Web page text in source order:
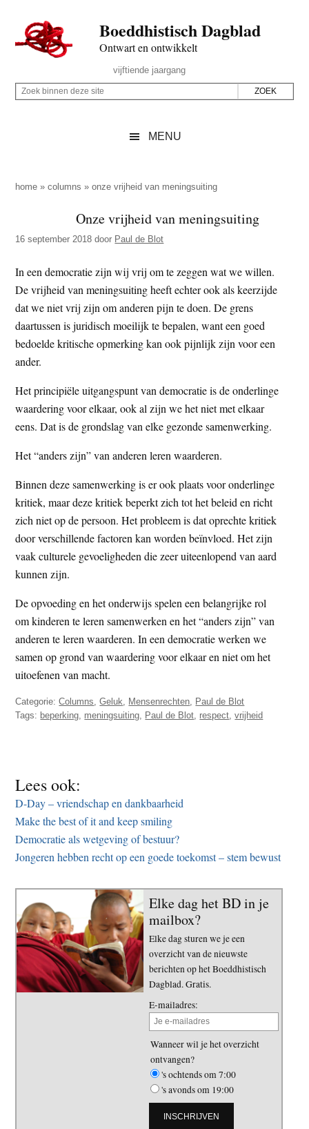
naar
de
inhoud
secondary
naar
de
sidebar
naar
de
Boeddhistisch Dagblad
Ontwart en ontwikkelt
Rechts
vijftiende jaargang
Z
p
z
e
s
i
t
e
Z
i
e
d
e
z
e
s
i
e
MENU
home »columns »onze vrijheid van meningsuiting
Onze vrijheid van meningsuiting
16 september 2018 door Paul de Blot
In een democratie zijn wij vrij om te zeggen wat we willen.
De vrijheid van meningsuiting heeft echter ook als keerzijde
dat we niet vrij zijn om anderen pijn te doen. De grens
daartussen is juridisch moeilijk te bepalen, want een goed
bedoelde kritische opmerking kan ook pijnlijk zijn voor een
ander.
Het principiële uitgangspunt van democratie is de onderlinge
waardering voor elkaar, ook al zijn we het niet met elkaar
eens. Dat is de grondslag van elke gezonde samenwerking.
Het “anders zijn” van anderen leren waarderen.
Binnen deze samenwerking is er ook plaats voor onderlinge
kritiek, maar deze kritiek beperkt zich tot het beleid en richt
zich niet op de persoon. Het probleem is dat oprechte kritiek
door verschillende factoren kan worden beïnvloed. Het zijn
vaak culturele gevoeligheden die zeer uiteenlopend van aard
kunnen zijn.
De opvoeding en het onderwijs spelen een belangrijke rol
om kinderen te leren samenwerken en het “anders zijn” van
anderen te leren waarderen. In een democratie werken we
samen op grond van waardering voor elkaar en niet om het
uitoefenen van macht.
Categorie:Columns ,Geluk Mensenrechten Paul de Blot
Tags: beperking meningsuiting Paul de Blot respect ,vrijheid
Lees ook:
D-Day – vriendschap en dankbaarheid
Make the best of it and keep smiling
Democratie als wetgeving of bestuur?
Jongeren hebben recht op een goede toekomst – stem bewust
Elke dag het BD in je
mailbox?
Elke dag sturen we je een
overzicht van de nieuwste
berichten op het Boeddhistisch
Dagblad. Gratis.
E-mailadres:
Wanneer wil je het overzicht
ontvangen?
's ochtends om 7:00
's avonds om 19:00